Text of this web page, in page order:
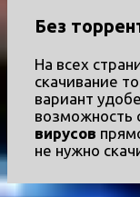
Без
На всех
скачивание
вариант
возможность
вирусов
не нужно